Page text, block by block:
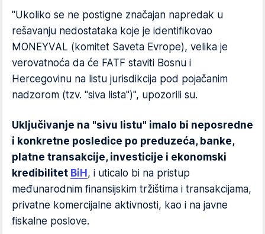
"Ukoliko se ne postigne značajan napredak u
rešavanju nedostataka koje je identifikovao
MONEYVAL (komitet Saveta Evrope), velika je
verovatnoća da će FATF staviti Bosnu i
Hercegovinu na listu jurisdikcija pod pojačanim
nadzorom (tzv. "siva lista")", upozorili su.
Uključivanje na "sivu listu" imalo bi neposredne
i konkretne posledice po preduzeća, banke,
platne transakcije, investicije i ekonomski
kredibilitet BiH , i uticalo bi na pristup
međunarodnim finansijskim tržištima i transakcijama,
privatne komercijalne aktivnosti, kao i na javne
fiskalne poslove.